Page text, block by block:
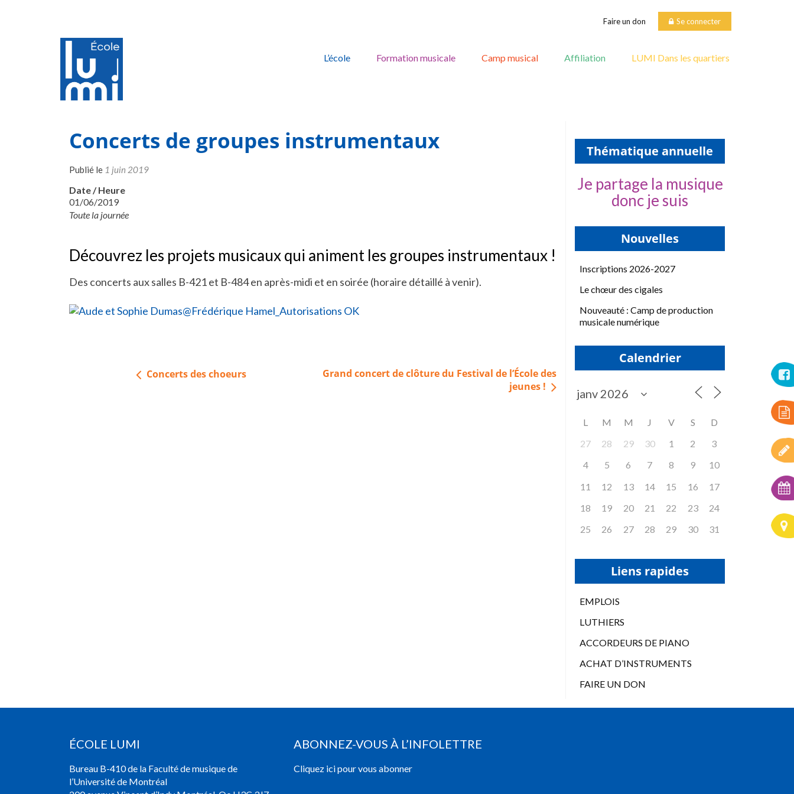
Faire un don Se connecter
content
L’école Formation musicale Camp musical Affiliation LUMI Dans les quartiers
Concerts de groupes instrumentaux
Publié le 1 juin 2019
Date / Heure
01/06/2019
Toute la journée
Découvrez les projets musicaux qui animent les groupes instrumentaux !
Des concerts aux salles B-421 et B-484 en après-midi et en soirée (horaire détaillé à venir).
Navigation Concerts des choeurs
Grand concert de clôture du Festival de l’École des
jeunes !
Thématique annuelle
Je partage la musique
donc je suis
Nouvelles
Inscriptions 2026-2027
Le chœur des cigales
Nouveauté : Camp de production
musicale numérique
Calendrier
L M M J V S
D
27
28 29 30 1 2
3
4
5 6 7 8 9
10
11
12 13 14 15 16
17
18
19 20 21 22 23
24
25
26 27 28 29 30 31
Liens rapides
EMPLOIS
LUTHIERS
ACCORDEURS DE PIANO
ACHAT D’INSTRUMENTS
FAIRE UN DON
ÉCOLE LUMI
Bureau B-410 de la Faculté de musique de
l’Université de Montréal
ABONNEZ-VOUS À L’INFOLETTRE
Cliquez ici pour vous abonner